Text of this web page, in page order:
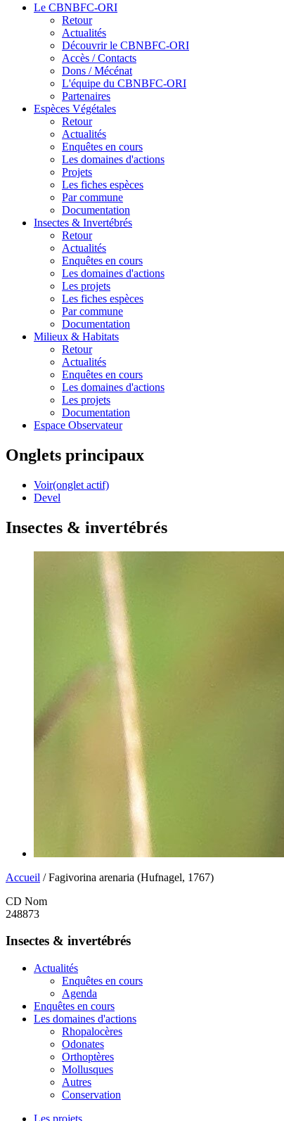
Le CBNBFC-ORI
Retour
Actualités
Découvrir le CBNBFC-ORI
Accès / Contacts
Dons / Mécénat
L'équipe du CBNBFC-ORI
Partenaires
Espèces Végétales
Retour
Actualités
Enquêtes en cours
Les domaines d'actions
Projets
Les fiches espèces
Par commune
Documentation
Insectes & Invertébrés
Retour
Actualités
Enquêtes en cours
Les domaines d'actions
Les projets
Les fiches espèces
Par commune
Documentation
Milieux & Habitats
Retour
Actualités
Enquêtes en cours
Les domaines d'actions
Les projets
Documentation
Espace Observateur
Onglets principaux
Voir(onglet actif)
Devel
Insectes & invertébrés
Accueil / Fagivorina arenaria (Hufnagel, 1767)
CD Nom
248873
Insectes & invertébrés
Actualités
Enquêtes en cours
Agenda
Enquêtes en cours
Les domaines d'actions
Rhopalocères
Odonates
Orthoptères
Mollusques
Autres
Conservation
Les projets